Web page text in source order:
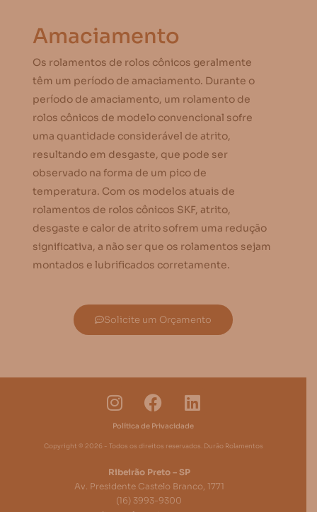
Amaciamento
Os rolamentos de rolos cônicos geralmente
têm um período de amaciamento. Durante o
período de amaciamento, um rolamento de
rolos cônicos de modelo convencional sofre
uma quantidade considerável de atrito,
resultando em desgaste, que pode ser
observado na forma de um pico de
temperatura. Com os modelos atuais de
rolamentos de rolos cônicos SKF, atrito,
desgaste e calor de atrito sofrem uma redução
significativa, a não ser que os rolamentos sejam
montados e lubrificados corretamente.
Solicite um Orçamento
Política de Privacidade
Copyright © 2026 - Todos os direitos reservados. Durão Rolamentos
Ribeirão Preto – SP
Av. Presidente Castelo Branco, 1771
(16) 3993-9300